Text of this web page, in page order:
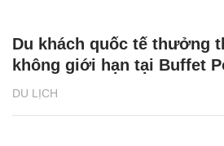
DU LỊCH
Du khách quốc tế thưởng
không giới hạn tại Buffet